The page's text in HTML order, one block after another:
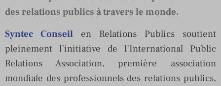
des relations publics à travers le monde.
Syntec Conseil en Relations Publics soutient
pleinement l’initiative de l’International Public
Relations Association, première association
mondiale des professionnels des relations publics,